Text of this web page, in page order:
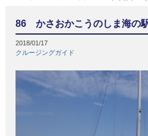
86 かさおかこうのしま海の
2018/01/17
クルージングガイド